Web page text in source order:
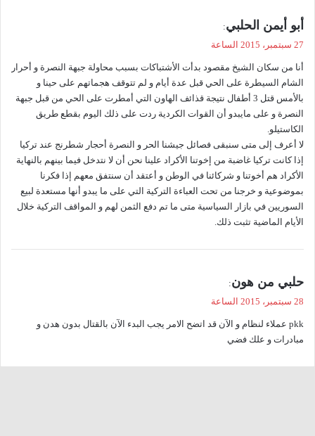
ي
ل
أبو أيمن الحلبي:
27 سبتمبر، 2015 الساعة
أنا من سكان الشيخ مقصود بدأت الأشتباكات بسبب محاولة جبهة النصرة و أحرار
الشام السيطرة على الحي قبل عدة أيام و لم تتوقف هجماتهم على حينا و
بالأمس قتل 3 أطفال نتيجة قذائف الهاون التي أمطرت على الحي من قبل جبهة
النصرة و على مايبدو أن القوات الكردية ردت على ذلك اليوم بقطع طريق
الكاستيلو.
لا أعرف إلى متى سنبقى فصائل جيشنا الحر و النصرة أحجار شطرنج عند تركيا
إذا كانت تركيا غاضبة من إخوتنا الأكراد علينا نحن أن لا نتدخل فيما بينهم بالنهاية
الأكراد هم أخوتنا و شركائنا في الوطن و أعتقد أن سنتفق معهم إذا فكرنا
بموضوعية و خرجنا من تحت العباءة التركية التي على ما يبدو أنها مستعدة لبيع
السوريين في بازار السياسية متى ما تم دفع الثمن لهم و المواقف التركية خلال
الأيام الماضية تثبت ذلك.
ي
ل
حلبي من هون:
28 سبتمبر، 2015 الساعة
pkk عملاء لنظام و الآن قد اتضح الامر يجب البدء الآن بالقتال بدون هدن و
مبادرات و علك فضي